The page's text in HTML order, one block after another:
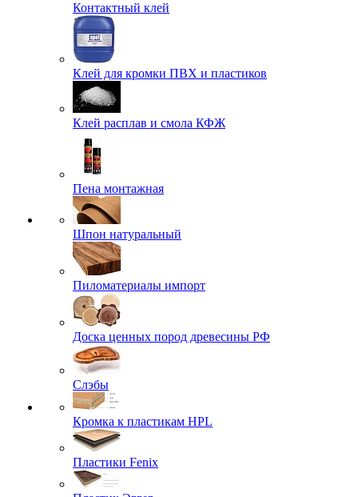
Контактный клей
Клей для кромки ПВХ и пластиков
Клей расплав и смола КФЖ
Пена монтажная
Шпон натуральный
Пиломатериалы импорт
Доска ценных пород древесины РФ
Слэбы
Кромка к пластикам HPL
Пластики Fenix